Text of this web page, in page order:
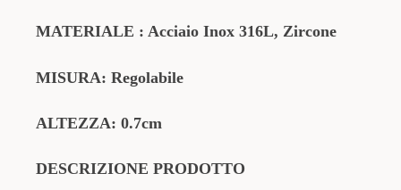
MATERIALE : Acciaio Inox 316L, Zircone
MISURA: Regolabile
ALTEZZA: 0.7cm
DESCRIZIONE PRODOTTO